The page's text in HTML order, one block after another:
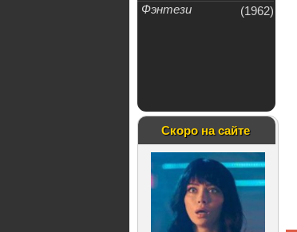
Фэнтези
(1962)
Скоро на сайте